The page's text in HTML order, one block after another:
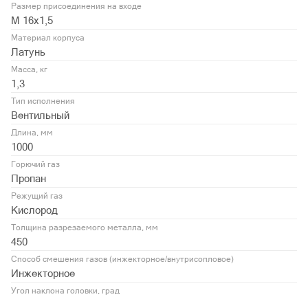
Размер присоединения на входе
М 16х1,5
Материал корпуса
Латунь
Масса, кг
1,3
Тип исполнения
Вентильный
Длина, мм
1000
Горючий газ
Пропан
Режущий газ
Кислород
Толщина разрезаемого металла, мм
450
Способ смешения газов (инжекторное/внутрисопловое)
Инжекторное
Угол наклона головки, град